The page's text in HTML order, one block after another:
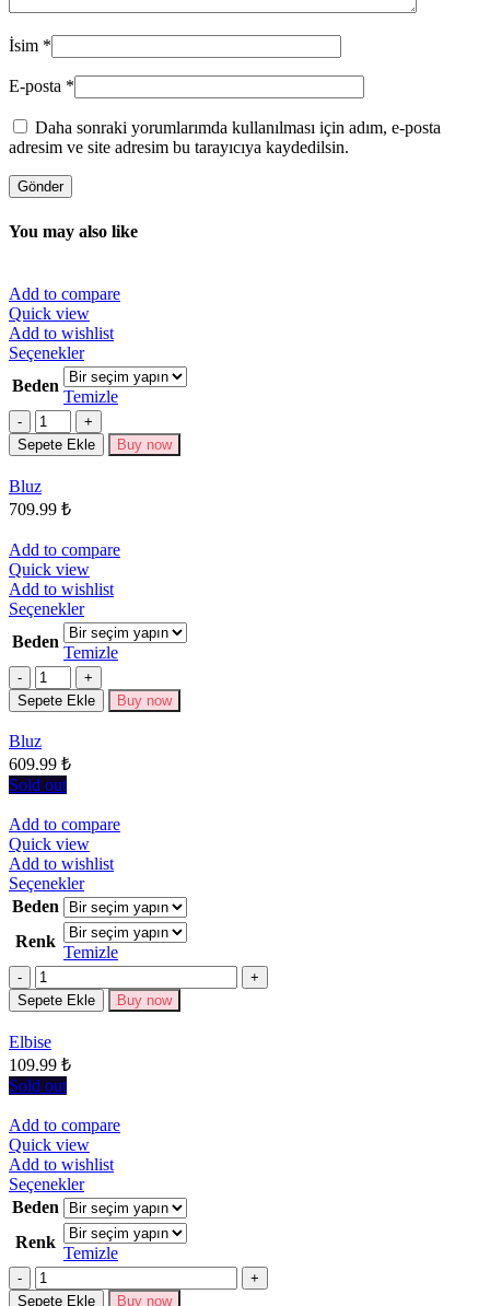
İsim *
E-posta *
Daha sonraki yorumlarımda kullanılması için adım, e-posta
adresim ve site adresim bu tarayıcıya kaydedilsin.
You may also like
Add to compare
Quick view
Add to wishlist
SeçeneklerBu
ürünün
birden
fazla
varyasyonu
var.
Beden
Temizle
Miktar
Sepete Ekle Buy now
Bluz
709.99 ₺
Add to compare
Quick view
Add to wishlist
SeçeneklerBu
ürünün
birden
fazla
varyasyonu
var.
Beden
Temizle
Miktar
Sepete Ekle Buy now
Bluz
609.99 ₺
Sold out
Add to compare
Quick view
Add to wishlist
SeçeneklerBu
ürünün
birden
fazla
varyasyonu
Seçenekler
Beden
Renk
Temizle
Miktar
Sepete Ekle Buy now
Elbise
109.99 ₺
Sold out
Add to compare
Quick view
Add to wishlist
SeçeneklerBu
ürünün
birden
fazla
varyasyonu
Seçenekler
Beden
Renk
Temizle
Miktar
Sepete Ekle Buy now